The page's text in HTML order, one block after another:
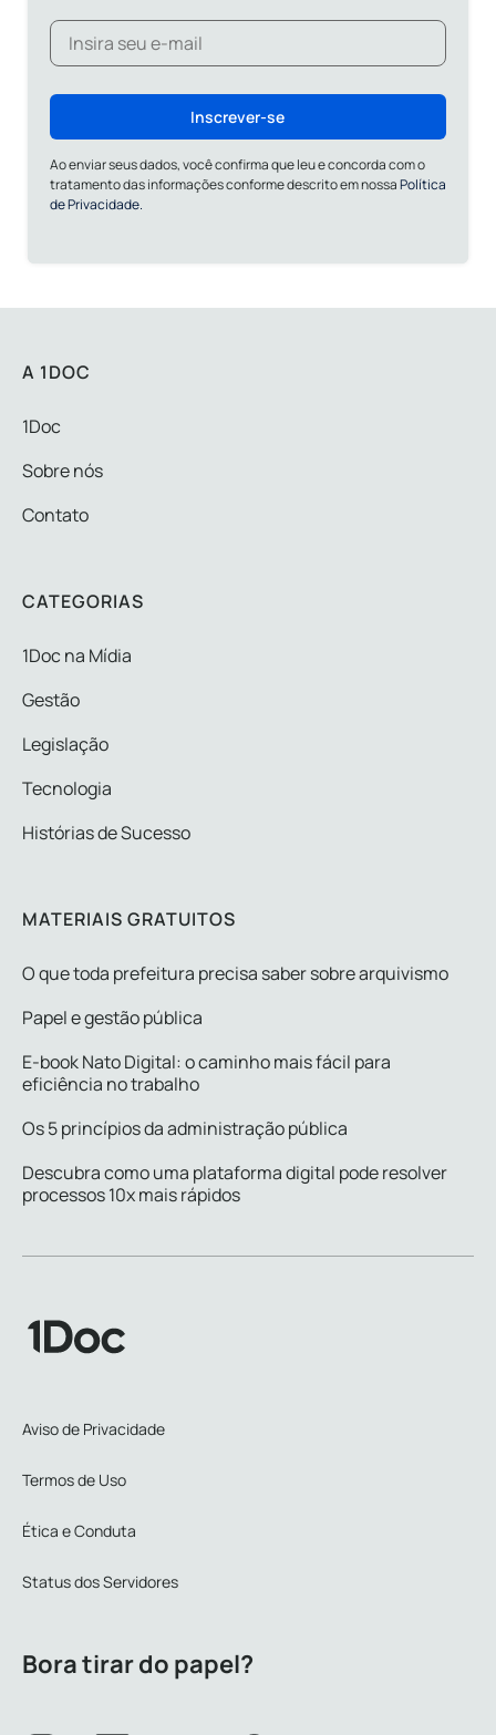
Inscrever-se
Ao enviar seus dados, você confirma que leu e concorda com o
tratamento das informações conforme descrito em nossaPolítica
de Privacidade.
A 1DOC
1Doc
Sobre nós
Contato
CATEGORIAS
1Doc na Mídia
Gestão
Legislação
Tecnologia
Histórias de Sucesso
MATERIAIS GRATUITOS
O que toda prefeitura precisa saber sobre arquivismo
Papel e gestão pública
E-book Nato Digital: o caminho mais fácil para
eficiência no trabalho
Os 5 princípios da administração pública
Descubra como uma plataforma digital pode resolver
processos 10x mais rápidos
Aviso de Privacidade
Termos de Uso
Ética e Conduta
Status dos Servidores
Bora tirar do papel?